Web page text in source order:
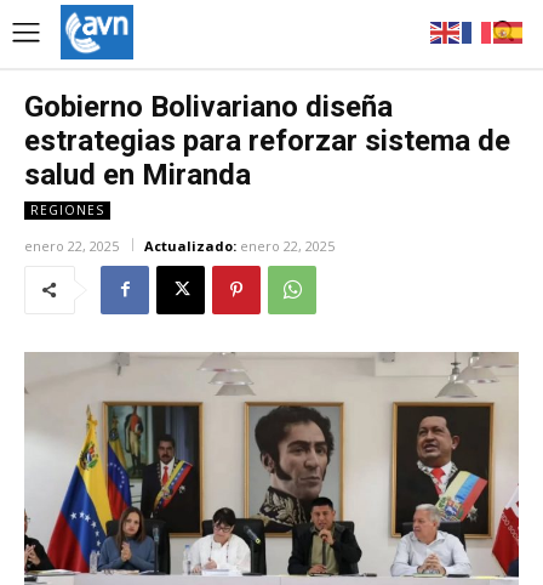
Gobierno Bolivariano diseña
estrategias para reforzar sistema de
salud en Miranda
REGIONES
enero 22, 2025 Actualizado: enero 22, 2025